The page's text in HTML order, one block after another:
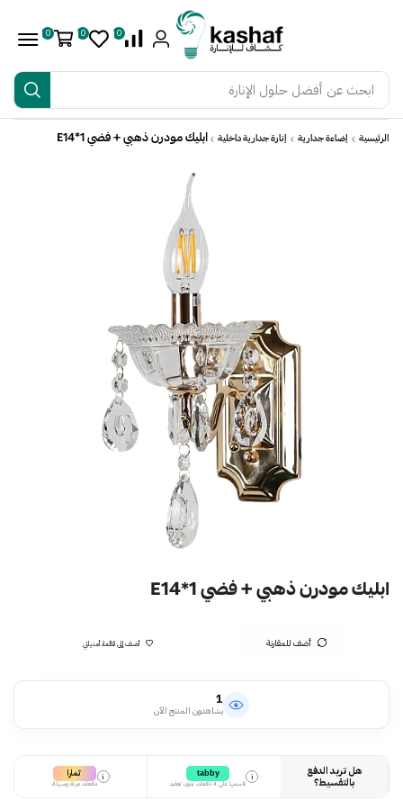
ابحث عن أفضل حلول الإنارة
0
0
0
الرئيسية إضاءة جدارية إنارة جدارية داخلية ابليك مودرن ذهبي + فضي E14*1
ابليك مودرن ذهبي + فضي E14*1
أضف للمقارنة أضف إلى قائمة أمنياتي
1
يشاهدون المنتج الآن
هل تريد الدفع
بالتقسيط؟
i
tabby
قسمها على 4 دفعات بدون تعقيد
i تمارا
دفعات مرنة وسهلة